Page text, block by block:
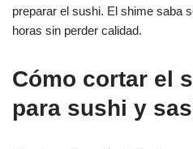
preparar el sushi. El shime saba
horas sin perder calidad.
Cómo cortar el
para sushi y